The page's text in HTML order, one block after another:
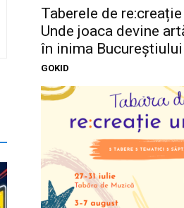
Taberele de
Unde joaca devine
în inima Bucureștiului
GOKID